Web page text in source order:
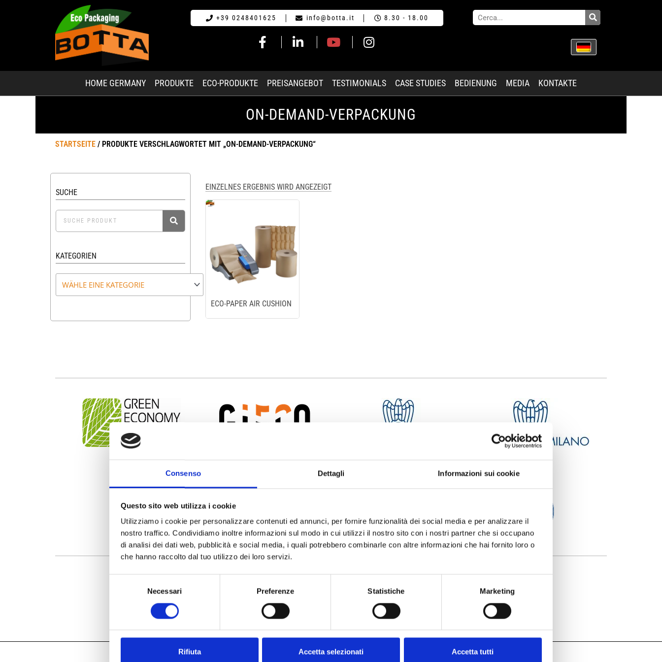
Consenso Dettagli Informazioni sui cookie
Questo sito web utilizza i cookie
Utilizziamo i cookie per personalizzare contenuti ed annunci, per fornire funzionalità dei social media e per analizzare il
nostro traffico. Condividiamo inoltre informazioni sul modo in cui utilizzi il nostro sito con i nostri partner che si occupano
di analisi dei dati web, pubblicità e social media, i quali potrebbero combinarle con altre informazioni che hai fornito loro o
che hanno raccolto dal tuo utilizzo dei loro servizi.
Necessari Preferenze Statistiche Marketing
Rifiuta Accetta selezionati Accetta tutti
+39 0248401625 info@botta.it 8.30 - 18.00
HOME GERMANY PRODUKTE ECO-PRODUKTE PREISANGEBOT TESTIMONIALS CASE STUDIES BEDIENUNG MEDIA KONTAKTE
ON-DEMAND-VERPACKUNG
STARTSEITE / PRODUKTE VERSCHLAGWORTET MIT „ON-DEMAND-VERPACKUNG“
SUCHE
KATEGORIEN
EINZELNES ERGEBNIS WIRD ANGEZEIGT
ECO-PAPER AIR CUSHION
Besuchen Sie uns!